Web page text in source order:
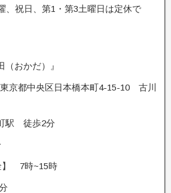
、祝日、第1・第3土曜日は定休で
おかだ）』
京都中央区日本橋本町4-15-10 古川
駅 徒歩2分
】 7時~15時